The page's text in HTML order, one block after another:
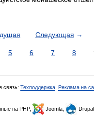
Следующая →
5 6 7 8
связь: Техподдержка Реклама на
на PHP, Joomla, Drupal,